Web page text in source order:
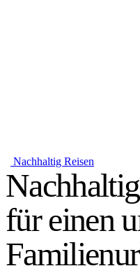
Nachhaltig Reisen
für einen